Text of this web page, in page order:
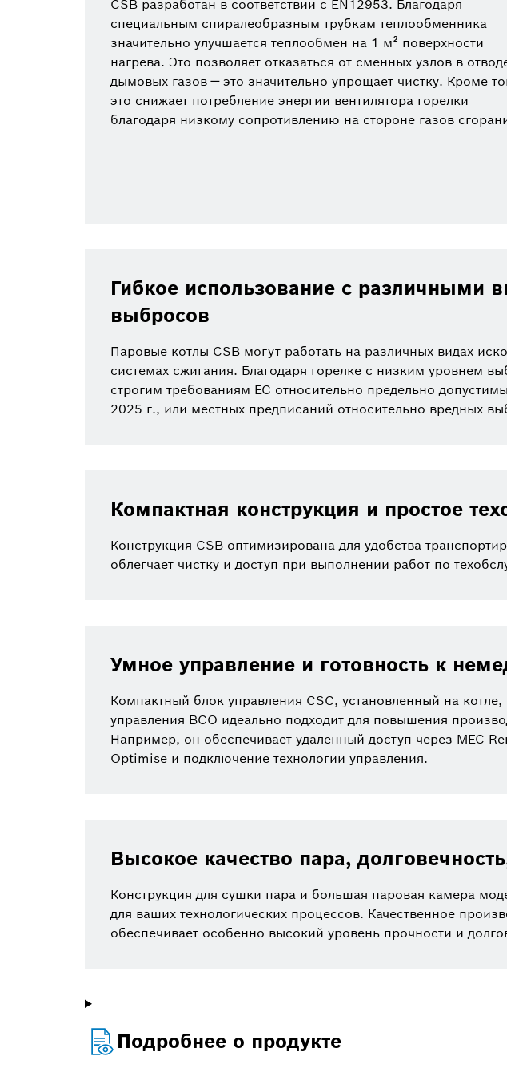
CSB разработан в соответствии с EN12953. Благодаря
специальным спиралеобразным трубкам теплообменника
значительно улучшается теплообмен на 1 м² поверхности
нагрева. Это позволяет отказаться от сменных узлов в
дымовых газов — это значительно упрощает чистку. Кроме
это снижает потребление энергии вентилятора горелки
благодаря низкому сопротивлению на стороне газов
Гибкое использование с различными
выбросов
Паровые котлы CSB могут работать на различных видах
системах сжигания. Благодаря горелке с низким уровнем
строгим требованиям ЕС относительно предельно
2025 г., или местных предписаний относительно вредных
Компактная конструкция и простое
Конструкция CSB оптимизирована для удобства
облегчает чистку и доступ при выполнении работ по
Умное управление и готовность к
Компактный блок управления CSC, установленный на
управления BCO идеально подходит для повышения
Например, он обеспечивает удаленный доступ через MEC
Optimise и подключение технологии управления.
Высокое качество пара,
Конструкция для сушки пара и большая паровая камера
для ваших технологических процессов. Качественное
обеспечивает особенно высокий уровень прочности и
Подробнее о продукте